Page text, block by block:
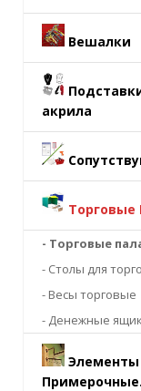
Вешалки
акрила
Торговые
- Торговые
- Столы для
- Весы торговые
- Денежные
Элементы